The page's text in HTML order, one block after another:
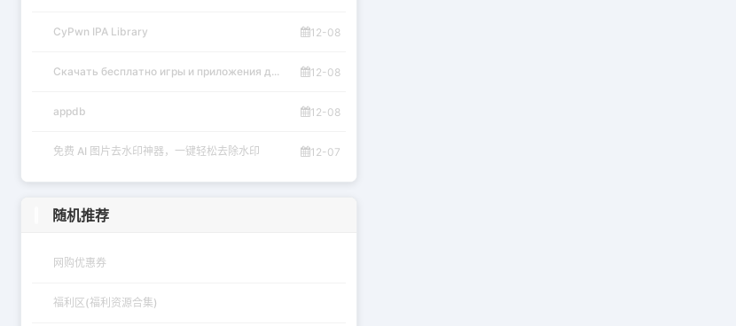
CyPwn IPA Library 12-08
Скачать бесплатно игры и приложения д... 12-08
appdb 12-08
免费 AI 图片去水印神器，一键轻松去除水印 12-07
随机推荐
网购优惠券
福利区(福利资源合集)